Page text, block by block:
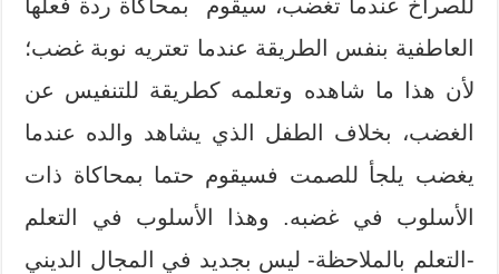
للصراخ عندما تغضب، سيقوم بمحاكاة ردة فعلها
العاطفية بنفس الطريقة عندما تعتريه نوبة غضب؛
لأن هذا ما شاهده وتعلمه كطريقة للتنفيس عن
الغضب، بخلاف الطفل الذي يشاهد والده عندما
يغضب يلجأ للصمت فسيقوم حتما بمحاكاة ذات
الأسلوب في غضبه. وهذا الأسلوب في التعلم
-التعلم بالملاحظة- ليس بجديد في المجال الديني